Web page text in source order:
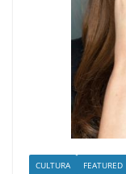
CULTURA FEATURED